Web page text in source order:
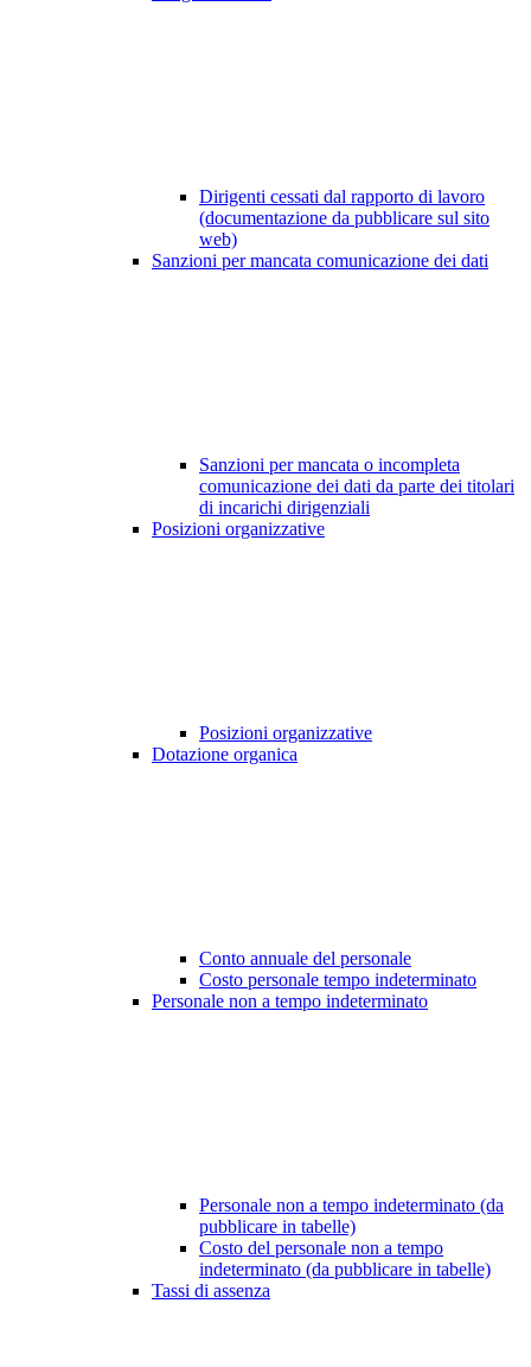
Dirigenti cessati dal rapporto di lavoro
(documentazione da pubblicare sul sito
web)
Sanzioni per mancata comunicazione dei dati
Sanzioni per mancata o incompleta
comunicazione dei dati da parte dei titolari
di incarichi dirigenziali
Posizioni organizzative
Posizioni organizzative
Dotazione organica
Conto annuale del personale
Costo personale tempo indeterminato
Personale non a tempo indeterminato
Personale non a tempo indeterminato (da
pubblicare in tabelle)
Costo del personale non a tempo
indeterminato (da pubblicare in tabelle)
Tassi di assenza